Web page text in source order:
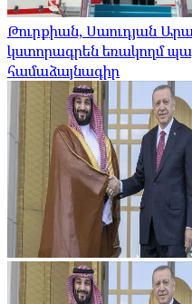
Թուրքիան, Սաուդյան
կստորագրեն եռակողմ
համաձայնագիր